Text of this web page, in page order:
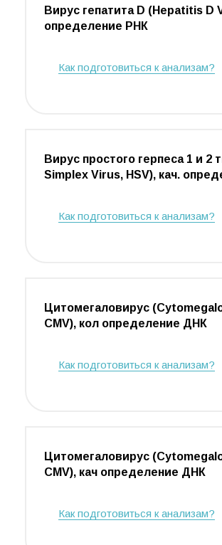
Вирус гепатита D (Hepatitis D
определение РНК
Как подготовиться к анализам?
Вирус простого герпеса 1 и 2
Simplex Virus, HSV), кач.
Как подготовиться к анализам?
Цитомегаловирус
CMV), кол определение ДНК
Как подготовиться к анализам?
Цитомегаловирус
CMV), кач определение ДНК
Как подготовиться к анализам?